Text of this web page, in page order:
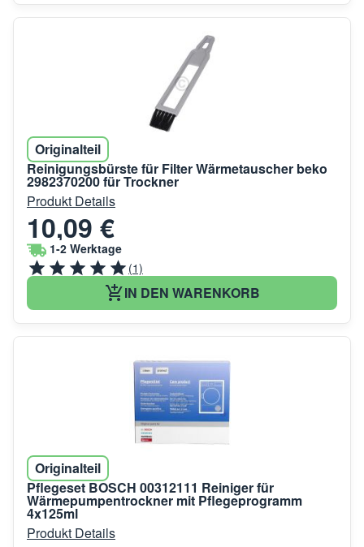
Originalteil
Reinigungsbürste für Filter Wärmetauscher beko
2982370200 für Trockner
Produkt Details
10,09 €
1-2 Werktage
(1)
IN DEN WARENKORB
Originalteil
Pflegeset BOSCH 00312111 Reiniger für
Wärmepumpentrockner mit Pflegeprogramm
4x125ml
Produkt Details